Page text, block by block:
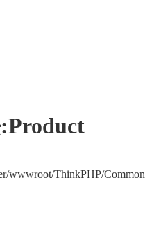
wwwroot/ThinkPHP/